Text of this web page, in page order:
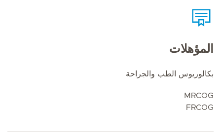
المؤهلات
بكالوريوس الطب والجراحة
MRCOG
FRCOG